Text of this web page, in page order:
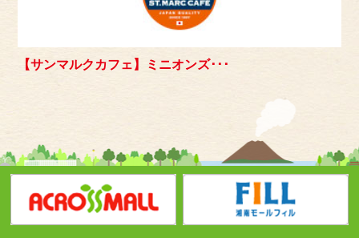
【サンマルクカフェ】ミニオンズ･･･